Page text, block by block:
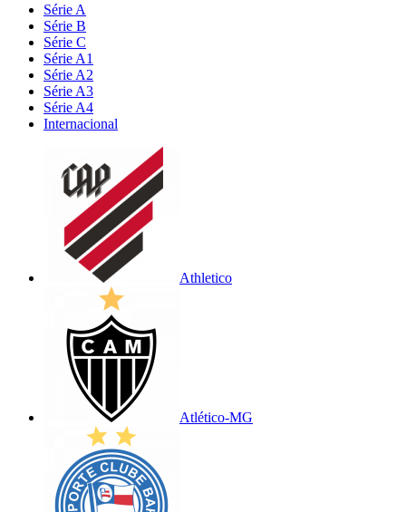
Série A
Série B
Série C
Série A1
Série A2
Série A3
Série A4
Internacional
Athletico
Atlético-MG